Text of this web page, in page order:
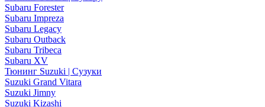
Subaru Forester
Subaru Impreza
Subaru Legacy
Subaru Outback
Subaru Tribeca
Subaru XV
Тюнинг Suzuki | Сузуки
Suzuki Grand Vitara
Suzuki Jimny
Suzuki Kizashi